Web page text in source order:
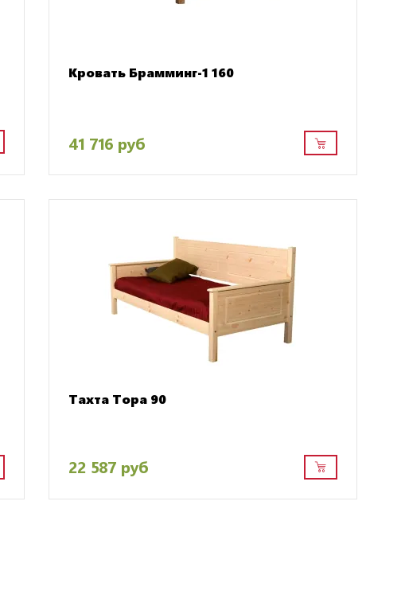
Кровать Брамминг-1 160
41 716 руб
Тахта Тора 90
22 587 руб